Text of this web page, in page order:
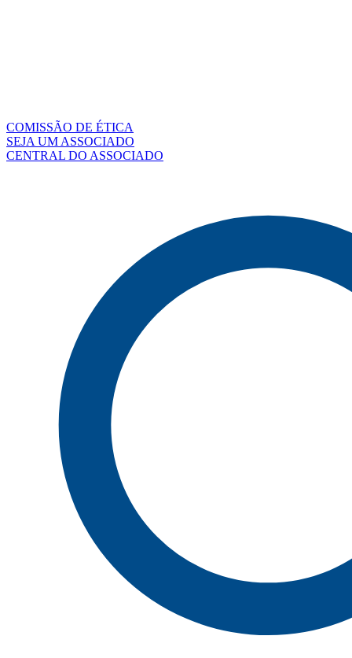
COMISSÃO DE ÉTICA
SEJA UM ASSOCIADO
CENTRAL DO ASSOCIADO